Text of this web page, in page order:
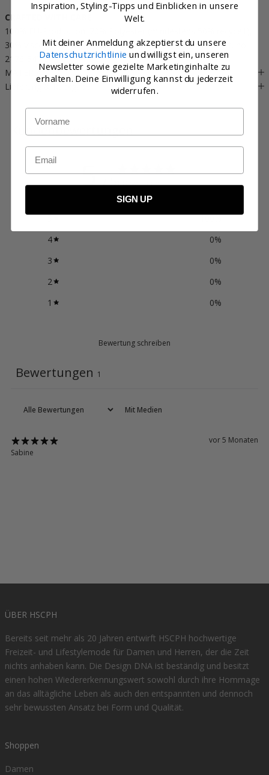
CRAFTED WITH CARE
100% EU-Produktion. 70% Polyester (mindestens 50% recycelt),
30% viscose. OEKO-TEX® STANDARD 100 zertifiziert, cert. no.
2176-347 DTI.
MATERIAL
Lieferung & Rückgabe
Kundenbewertungen
5 / 51 Bewertung
5 100%
4
0%
3
0%
2
0%
1
0%
Bewertung schreiben
Bewertungen 1
Mit Medien
vor 5 Monaten
Sabine
ÜBER HSCPH
Bereits seit mehr als 20 Jahren entwirft HSCPH hochwertige
Freizeit- und Lifestylemode für Damen und Herren, der die Zeit
nichts anhaben kann. Die Design DNA ist beständig und besitzt
einen hohen Wiedererkennungswert sowohl durch ihre Hommage
an das alltägliche Leben als auch den entspannten und dennoch
sehr bewussten Ansatz bei Form und Qualität.
Shoppen
Damen
Inspiration, Styling-Tipps und Einblicken in unsere
Welt.
Mit deiner Anmeldung akzeptierst du unsere
Datenschutzrichtlinie und willigst ein, unseren
Newsletter sowie gezielte Marketinginhalte zu
erhalten. Deine Einwilligung kannst du jederzeit
widerrufen.
Name
Email
SIGN UP